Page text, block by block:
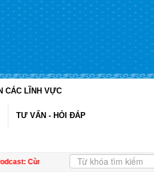
CÁC LĨNH VỰC
TƯ VẤN - HỎI ĐÁP
Cùng con rời xa màn hình: Để công
(12/TB-HĐKH) V/v đăng ký, đề xuất
vụ Khoa học, công nghệ và đổi mới
(898/KH/ĐCT) Kế hoạch thực hiện
định số 2415/QĐ-TTg ngày 31/10/
Chương trình mục tiêu quốc gia
...